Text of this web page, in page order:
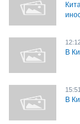
В
15:51
В